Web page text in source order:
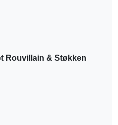
Rouvillain & Støkken